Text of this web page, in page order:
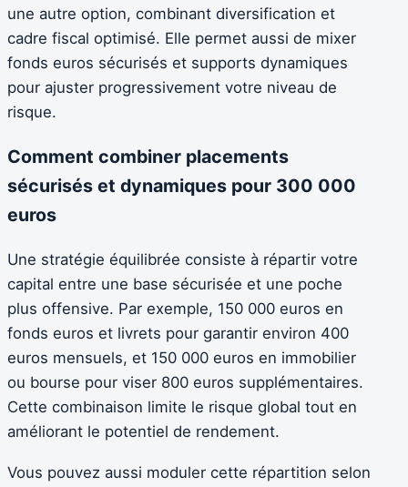
une autre option, combinant diversification et
cadre fiscal optimisé. Elle permet aussi de mixer
fonds euros sécurisés et supports dynamiques
pour ajuster progressivement votre niveau de
risque.
Comment combiner placements
sécurisés et dynamiques pour 300 000
euros
Une stratégie équilibrée consiste à répartir votre
capital entre une base sécurisée et une poche
plus offensive. Par exemple, 150 000 euros en
fonds euros et livrets pour garantir environ 400
euros mensuels, et 150 000 euros en immobilier
ou bourse pour viser 800 euros supplémentaires.
Cette combinaison limite le risque global tout en
améliorant le potentiel de rendement.
Vous pouvez aussi moduler cette répartition selon